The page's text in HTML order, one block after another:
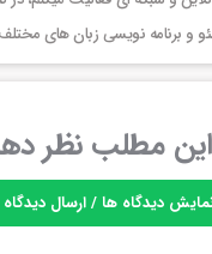
و برنامه نویسی زبان های
این مطلب نظر
دیدگاه ها / ارسال دیدگاه